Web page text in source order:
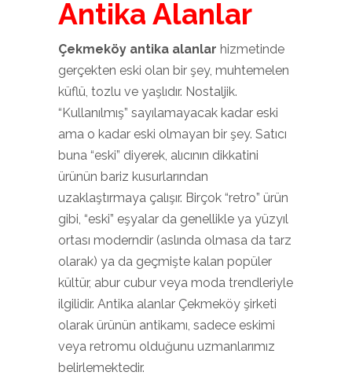
Antika Alanlar
Çekmeköy antika alanlar hizmetinde
gerçekten eski olan bir şey, muhtemelen
küflü, tozlu ve yaşlıdır. Nostaljik.
“Kullanılmış” sayılamayacak kadar eski
ama o kadar eski olmayan bir şey. Satıcı
buna “eski” diyerek, alıcının dikkatini
ürünün bariz kusurlarından
uzaklaştırmaya çalışır. Birçok “retro” ürün
gibi, “eski” eşyalar da genellikle ya yüzyıl
ortası moderndir (aslında olmasa da tarz
olarak) ya da geçmişte kalan popüler
kültür, abur cubur veya moda trendleriyle
ilgilidir. Antika alanlar Çekmeköy şirketi
olarak ürünün antikamı, sadece eskimi
veya retromu olduğunu uzmanlarımız
belirlemektedir.